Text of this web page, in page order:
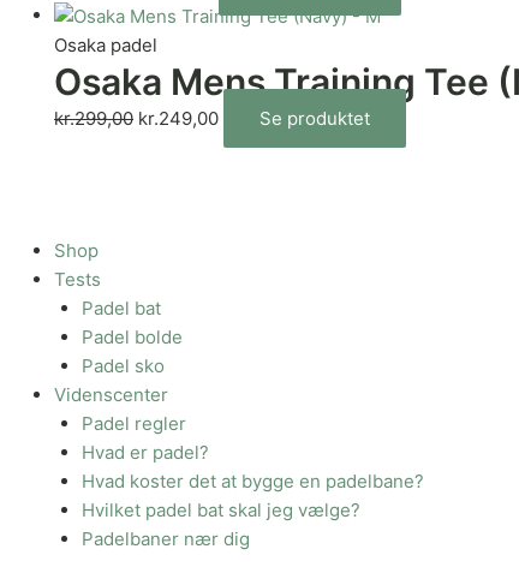
Osaka padel
Osaka Mens Training Tee
kr.299,00 kr.249,00 Se produktet
Shop
Tests
Padel bat
Padel bolde
Padel sko
Videnscenter
Padel regler
Hvad er padel?
Hvad koster det at bygge en padelbane?
Hvilket padel bat skal jeg vælge?
Padelbaner nær dig